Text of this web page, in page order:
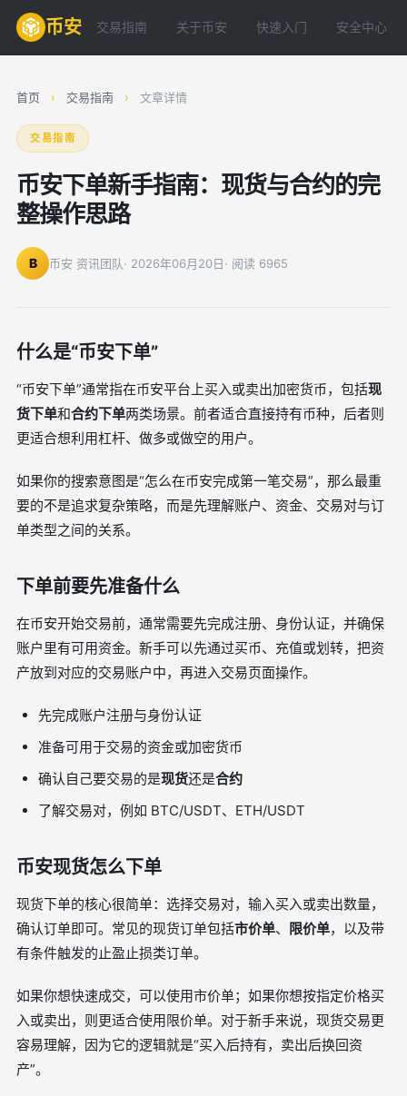
币安 交易指南 关于币安 快速入门 安全中心
首页 › 交易指南 › 文章详情
交易指南
币安下单新手指南：现货与合约的完
整操作思路
B 币安 资讯团队· 2026年06月20日· 阅读 6965
什么是“币安下单”
“币安下单”通常指在币安平台上买入或卖出加密货币，包括现
货下单和合约下单两类场景。前者适合直接持有币种，后者则
更适合想利用杠杆、做多或做空的用户。
如果你的搜索意图是“怎么在币安完成第一笔交易”，那么最重
要的不是追求复杂策略，而是先理解账户、资金、交易对与订
单类型之间的关系。
下单前要先准备什么
在币安开始交易前，通常需要先完成注册、身份认证，并确保
账户里有可用资金。新手可以先通过买币、充值或划转，把资
产放到对应的交易账户中，再进入交易页面操作。
先完成账户注册与身份认证
准备可用于交易的资金或加密货币
确认自己要交易的是现货还是合约
了解交易对，例如 BTC/USDT、ETH/USDT
币安现货怎么下单
现货下单的核心很简单：选择交易对，输入买入或卖出数量，
确认订单即可。常见的现货订单包括市价单、 限价单，以及带
有条件触发的止盈止损类订单。
如果你想快速成交，可以使用市价单；如果你想按指定价格买
入或卖出，则更适合使用限价单。对于新手来说，现货交易更
容易理解，因为它的逻辑就是“买入后持有，卖出后换回资
产”。